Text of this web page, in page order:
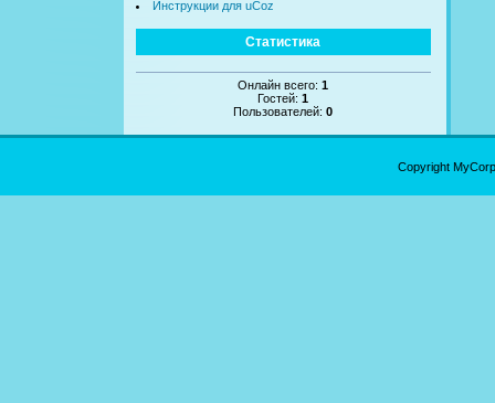
Инструкции для uCoz
Статистика
Онлайн всего:1
Гостей:1
Пользователей:0
Copyright